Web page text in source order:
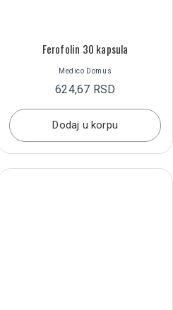
Medico Domus
Ferofolin 30 kapsula
624,67 RSD
Dodaj u korpu